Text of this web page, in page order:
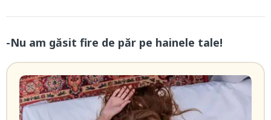
-Nu am găsit fire de păr pe hainele tale!